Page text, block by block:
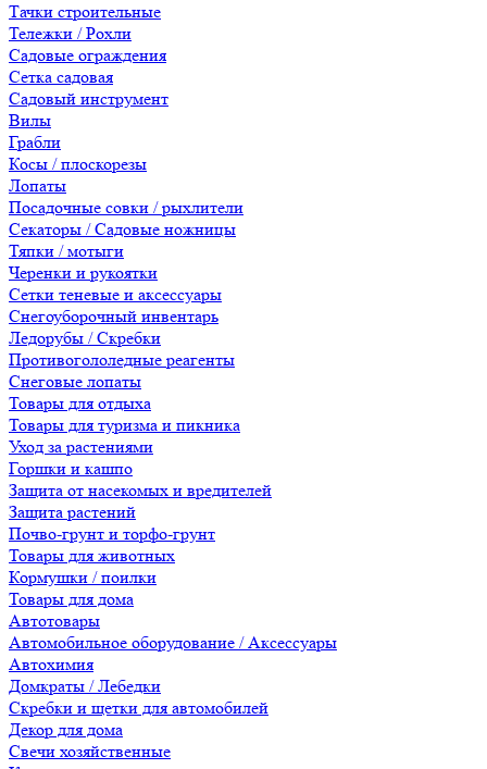
Тачки строительные
Тележки / Рохли
Садовые ограждения
Сетка садовая
Садовый инструмент
Вилы
Грабли
Косы / плоскорезы
Лопаты
Посадочные совки / рыхлители
Секаторы / Садовые ножницы
Тяпки / мотыги
Черенки и рукоятки
Сетки теневые и аксессуары
Снегоуборочный инвентарь
Ледорубы / Скребки
Противогололедные реагенты
Снеговые лопаты
Товары для отдыха
Товары для туризма и пикника
Уход за растениями
Горшки и кашпо
Защита от насекомых и вредителей
Защита растений
Почво-грунт и торфо-грунт
Товары для животных
Кормушки / поилки
Товары для дома
Автотовары
Автомобильное оборудование / Аксессуары
Автохимия
Домкраты / Лебедки
Скребки и щетки для автомобилей
Декор для дома
Свечи хозяйственные